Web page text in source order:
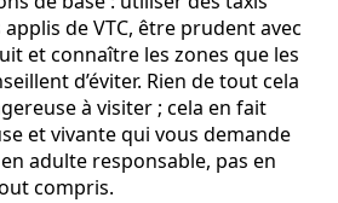
de VTC, être prudent avec
et connaître les zones que les
d’éviter. Rien de tout cela
à visiter ; cela en fait
et vivante qui vous demande
adulte responsable, pas en
compris.